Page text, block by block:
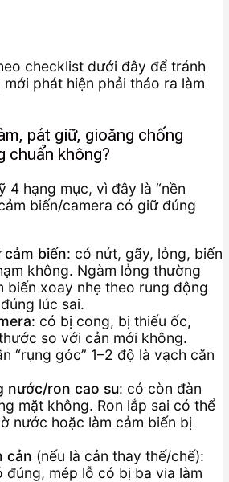
checklist dưới đây để tránh
phát hiện phải tháo ra làm
pát giữ, gioăng chống
chuẩn không?
4 hạng mục, vì đây là “nền
biến/camera có giữ đúng
cảm biến: có nứt, gãy, lỏng, biến
không. Ngàm lỏng thường
biến xoay nhẹ theo rung động
lúc sai.
: có bị cong, bị thiếu ốc,
so với cản mới không.
“rụng góc” 1–2 độ là vạch căn
nước/ron cao su: có còn đàn
mặt không. Ron lắp sai có thể
nước hoặc làm cảm biến bị
cản (nếu là cản thay thế/chế):
đúng, mép lỗ có bị ba via làm